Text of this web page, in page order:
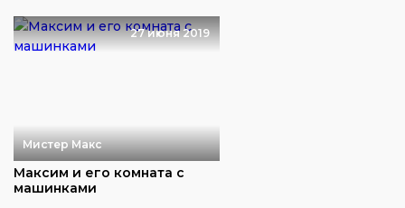
27 июня 2019
Мистер Макс
Максим и его комната с
машинками